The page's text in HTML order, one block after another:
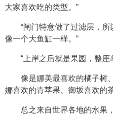
大家喜欢吃的类型。”
“闸门特意做了过滤层，
像一个大鱼缸一样。”
“上岸之后就是果园，整座
像是娜美最喜欢的橘子树
娜喜欢的青苹果、御坂喜欢的
总之来自世界各地的水果